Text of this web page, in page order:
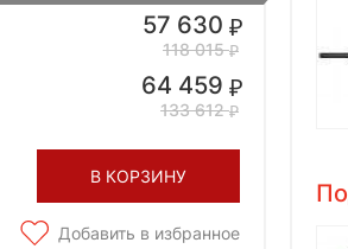
57 630
118 015
64 459
133 612
В КОРЗИНУ
Добавить в избранное